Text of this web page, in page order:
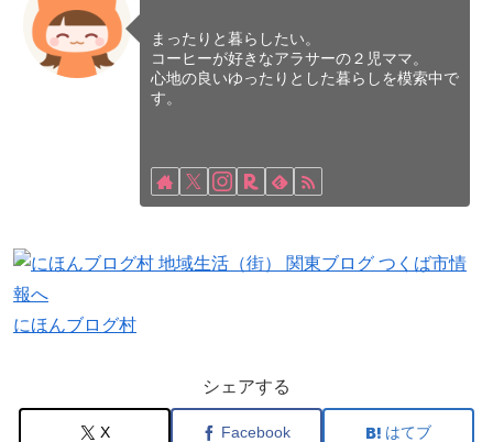
まったりと暮らしたい。
コーヒーが好きなアラサーの２児ママ。
心地の良いゆったりとした暮らしを模索中で
す。
にほんブログ村
シェアする
X Facebook はてブ